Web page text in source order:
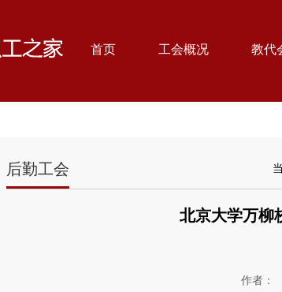
首页 工会概况 教代
后勤工会
北京大学万柳
作者：